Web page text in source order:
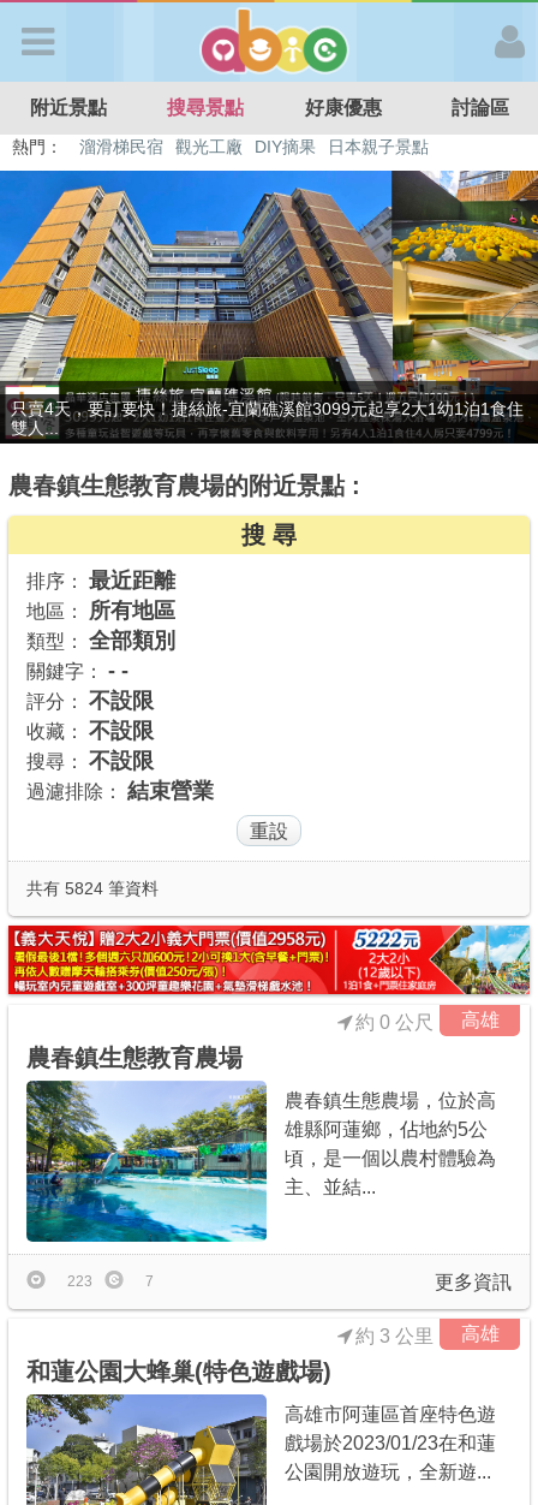
APP登入
首 頁
搜尋景點
好康優惠
最新消息
最新留言
商家合作
推薦景點
討論區
APP下載
附近景點 搜尋景點 好康優惠 討論區
熱門： 溜滑梯民宿 觀光工廠 DIY摘果
日本親子景點
特色遊戲場
親子住房優惠 台北親子餐廳 溫泉泡湯SPA
贈九族文化村門票2張(總價值1100元*2)！4099元享日月潭經典大飯
店...
農春鎮生態教育農場的附近景點 :
搜 尋
排序： 最近距離
地區： 所有地區
類型： 全部類別
關鍵字： - -
評分： 不設限
收藏： 不設限
搜尋： 不設限
過濾排除： 結束營業
共有 5824 筆資料
高雄
農春鎮生態教育農場
約 0 公尺
農春鎮生態農場，位於高
雄縣阿蓮鄉，佔地約5公
頃，是一個以農村體驗為
主、並結...
更多資訊
223 7
高雄
和蓮公園大蜂巢(特色遊戲場)
約 3 公里
高雄市阿蓮區首座特色遊
戲場於2023/01/23在和蓮
公園開放遊玩，全新遊...